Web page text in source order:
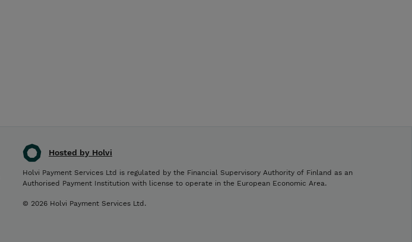
Hosted by Holvi
Holvi Payment Services Ltd is regulated by the Financial Supervisory Authority of Finland as an
Authorised Payment Institution with license to operate in the European Economic Area.
© 2026 Holvi Payment Services Ltd.